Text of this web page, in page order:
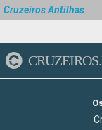
Cruzeiros Antilhas